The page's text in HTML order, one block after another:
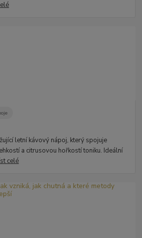
letní kávový nápoj, který spojuje
a citrusovou hořkostí toniku. Ideální
celé